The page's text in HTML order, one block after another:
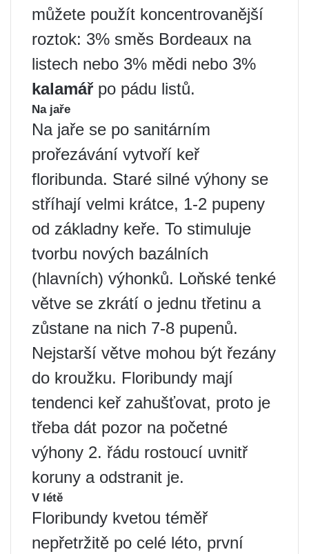
můžete použít koncentrovanější
roztok: 3% směs Bordeaux na
listech nebo 3% mědi nebo 3%
kalamářpo pádu listů.
Na jaře
Na jaře se po sanitárním
prořezávání vytvoří keř
floribunda. Staré silné výhony se
stříhají velmi krátce, 1-2 pupeny
od základny keře. To stimuluje
tvorbu nových bazálních
(hlavních) výhonků. Loňské tenké
větve se zkrátí o jednu třetinu a
zůstane na nich 7-8 pupenů.
Nejstarší větve mohou být řezány
do kroužku. Floribundy mají
tendenci keř zahušťovat, proto je
třeba dát pozor na početné
výhony 2. řádu rostoucí uvnitř
koruny a odstranit je.
V létě
Floribundy kvetou téměř
nepřetržitě po celé léto, první